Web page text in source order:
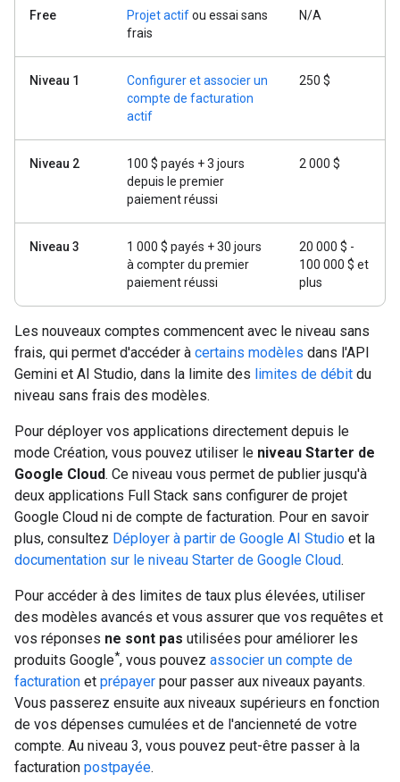
Free Projet actifou essai sans
frais
N/A
Niveau 1
Configurer et associer un
compte de facturation
actif
250 $
Niveau 2
100 $ payés + 3 jours
depuis le premier
paiement réussi
2 000 $
Niveau 3
1 000 $ payés + 30 jours
à compter du premier
paiement réussi
20 000 $ -
100 000 $ et
plus
Les nouveaux comptes commencent avec le niveau sans
frais, qui permet d'accéder à certains modèles dans l'API
Gemini et AI Studio, dans la limite des limites de débit du
niveau sans frais des modèles.
Pour déployer vos applications directement depuis le
mode Création, vous pouvez utiliser le niveau Starter de
Google Cloud. Ce niveau vous permet de publier jusqu'à
deux applications Full Stack sans configurer de projet
Google Cloud ni de compte de facturation. Pour en savoir
plus, consultez Déployer à partir de Google AI Studio et la
documentation sur le niveau Starter de Google Cloud.
Pour accéder à des limites de taux plus élevées, utiliser
des modèles avancés et vous assurer que vos requêtes et
vos réponses ne sont pas utilisées pour améliorer les
produits Google*, vous pouvez associer un compte de
facturation et prépayer pour passer aux niveaux payants.
Vous passerez ensuite aux niveaux supérieurs en fonction
de vos dépenses cumulées et de l'ancienneté de votre
compte. Au niveau 3, vous pouvez peut-être passer à la
facturation postpayée.